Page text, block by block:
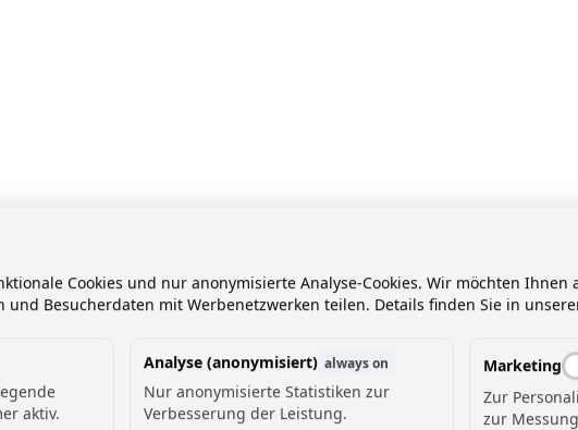
Cookies und nur anonymisierte Analyse-Cookies. Wir möchten
und Besucherdaten mit Werbenetzwerken teilen. Details finden Sie in
aktiv.
Analyse (anonymisiert) always on
Nur anonymisierte Statistiken zur
Verbesserung der Leistung.
Marketing
Zur
zur